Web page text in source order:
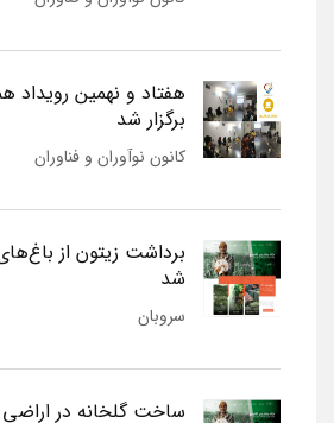
هفتاد و نهمین رویداد
برگزار شد
کانون نوآوران و فناوران
برداشت زیتون از
شد
سروبان
ساخت گلخانه در